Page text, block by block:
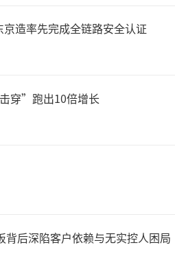
造率先完成全链路安全认证
穿”跑出10倍增长
后深陷客户依赖与无实控人困局